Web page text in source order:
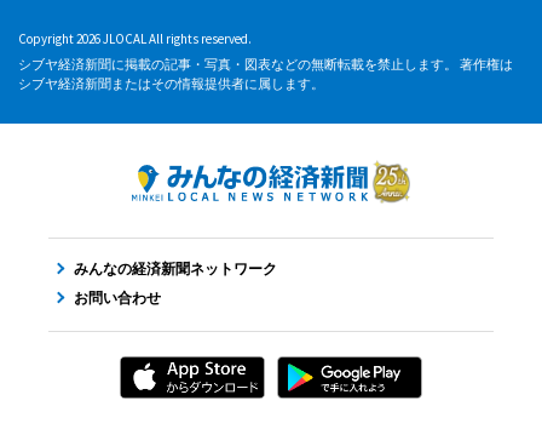
Copyright 2026 JLOCAL All rights reserved.
シブヤ経済新聞に掲載の記事・写真・図表などの無断転載を禁止します。 著作権は
シブヤ経済新聞またはその情報提供者に属します。
みんなの経済新聞ネットワーク
お問い合わせ